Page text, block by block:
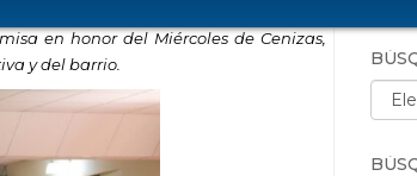
en honor del Miércoles de Cenizas,
ydel barrio.